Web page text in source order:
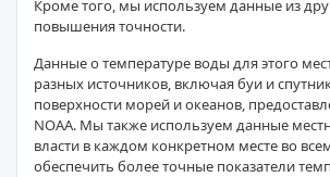
Кроме того, мы используем данные из
повышения точности.
Данные о температуре воды для этого
разных источников, включая буи и
поверхности морей и океанов,
NOAA. Мы также используем данные
власти в каждом конкретном месте во
обеспечить более точные показатели